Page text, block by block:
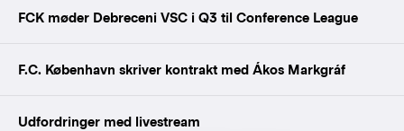
FCK møder Debreceni VSC i Q3 til Conference League
F.C. København skriver kontrakt med Ákos Markgráf
Udfordringer med livestream